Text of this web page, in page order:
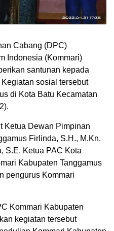
Cabang (DPC)
Indonesia (Kommari)
santunan kepada
sosial tersebut
di Kota Batu Kecamatan
Ketua Dewan Pimpinan
Firlinda, S.H., M.Kn.
S.E, Ketua PAC Kota
Kabupaten Tanggamus
pengurus Kommari
Kommari Kabupaten
kegiatan tersebut